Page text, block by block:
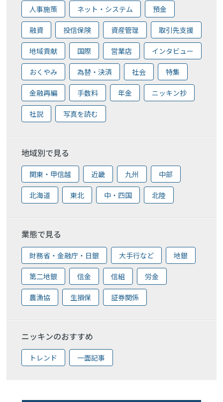
人事施策 ネット・システム 預金
融資 投信保険 資産管理 取引先支援
地域貢献 国際 営業店 インタビュー
おくやみ 為替・決済 社会 特集
金融再編 手数料 年金 ニッキン抄
社説 写真を読む
地域別で見る
関東・甲信越 近畿 九州 中部
北海道 東北 中・四国 北陸
業態で見る
財務省・金融庁・日銀 大手行など 地銀
第二地銀 信金 信組 労金
農漁協 生損保 証券関係
ニッキンのおすすめ
トレンド 一面記事